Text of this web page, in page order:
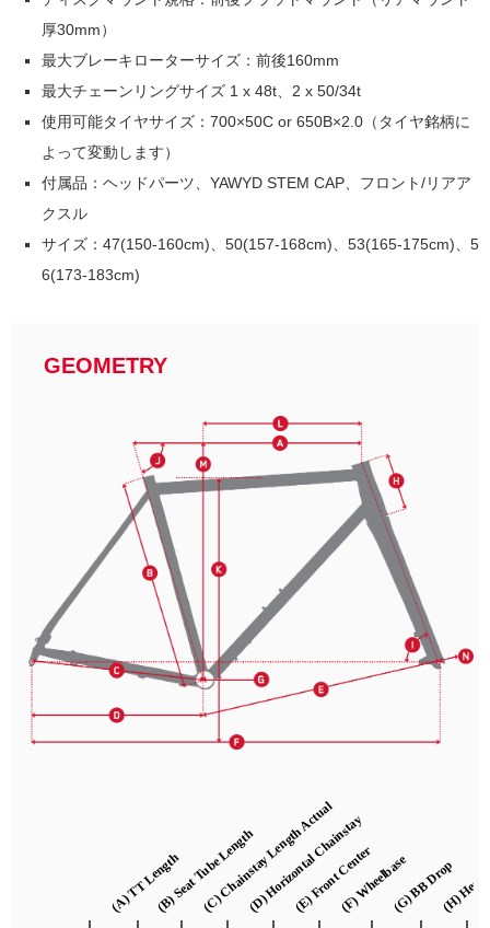
厚30mm）
最大ブレーキローターサイズ：前後160mm
最大チェーンリングサイズ 1 x 48t、2 x 50/34t
使用可能タイヤサイズ：700×50C or 650B×2.0（タイヤ銘柄に
よって変動します）
付属品：ヘッドパーツ、YAWYD STEM CAP、フロント/リアア
クスル
サイズ： 47(150-160cm)、50(157-168cm)、53(165-175cm)、5
6(173-183cm)
GEOMETRY